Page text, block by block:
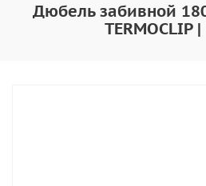
Дюбель забивной
TERMOCLIP